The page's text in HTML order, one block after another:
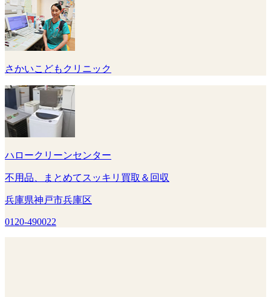
さかいこどもクリニック
ハロークリーンセンター
不用品、まとめてスッキリ買取＆回収
兵庫県神戸市兵庫区
0120-490022